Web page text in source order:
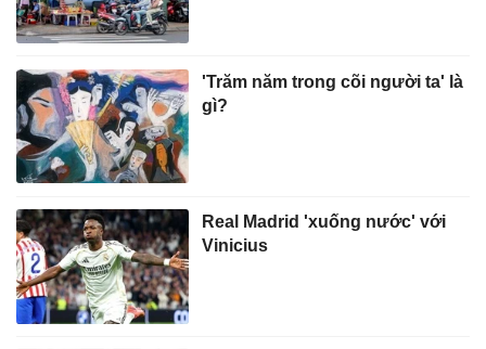
'Trăm năm trong cõi người ta' là
gì?
Real Madrid 'xuống nước' với
Vinicius